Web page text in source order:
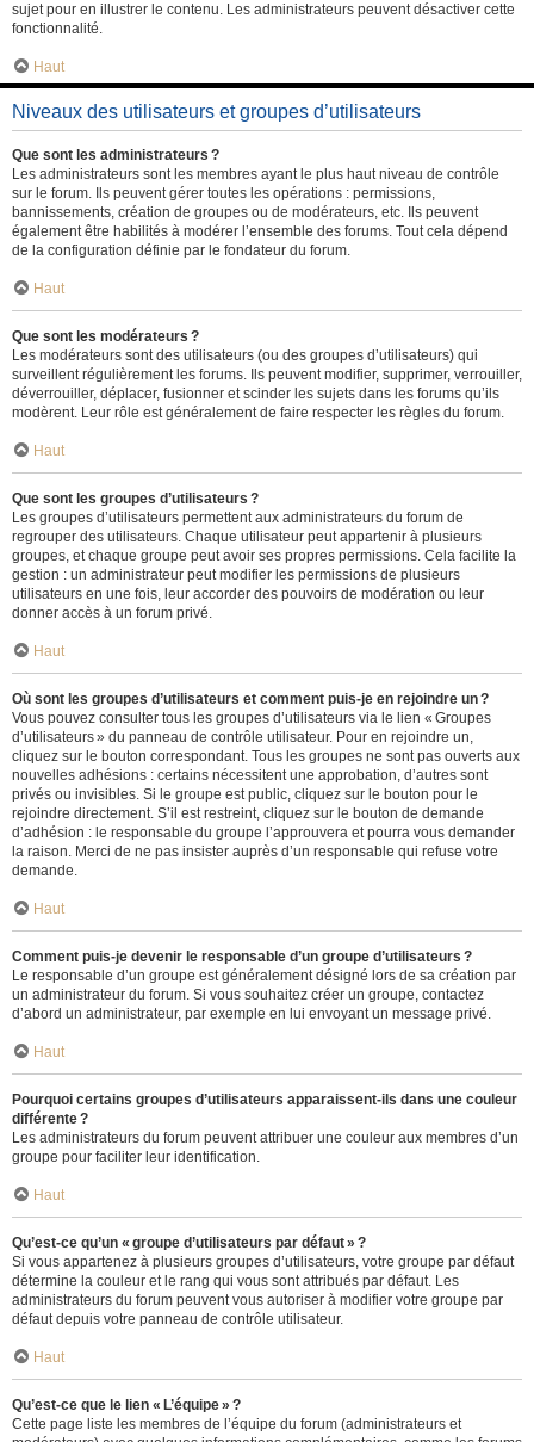
sujet pour en illustrer le contenu. Les administrateurs peuvent désactiver cette
fonctionnalité.
Haut
Niveaux des utilisateurs et groupes d’utilisateurs
Que sont les administrateurs ?
Les administrateurs sont les membres ayant le plus haut niveau de contrôle
sur le forum. Ils peuvent gérer toutes les opérations : permissions,
bannissements, création de groupes ou de modérateurs, etc. Ils peuvent
également être habilités à modérer l’ensemble des forums. Tout cela dépend
de la configuration définie par le fondateur du forum.
Haut
Que sont les modérateurs ?
Les modérateurs sont des utilisateurs (ou des groupes d’utilisateurs) qui
surveillent régulièrement les forums. Ils peuvent modifier, supprimer, verrouiller,
déverrouiller, déplacer, fusionner et scinder les sujets dans les forums qu’ils
modèrent. Leur rôle est généralement de faire respecter les règles du forum.
Haut
Que sont les groupes d’utilisateurs ?
Les groupes d’utilisateurs permettent aux administrateurs du forum de
regrouper des utilisateurs. Chaque utilisateur peut appartenir à plusieurs
groupes, et chaque groupe peut avoir ses propres permissions. Cela facilite la
gestion : un administrateur peut modifier les permissions de plusieurs
utilisateurs en une fois, leur accorder des pouvoirs de modération ou leur
donner accès à un forum privé.
Haut
Où sont les groupes d’utilisateurs et comment puis-je en rejoindre un ?
Vous pouvez consulter tous les groupes d’utilisateurs via le lien « Groupes
d’utilisateurs » du panneau de contrôle utilisateur. Pour en rejoindre un,
cliquez sur le bouton correspondant. Tous les groupes ne sont pas ouverts aux
nouvelles adhésions : certains nécessitent une approbation, d’autres sont
privés ou invisibles. Si le groupe est public, cliquez sur le bouton pour le
rejoindre directement. S’il est restreint, cliquez sur le bouton de demande
d’adhésion : le responsable du groupe l’approuvera et pourra vous demander
la raison. Merci de ne pas insister auprès d’un responsable qui refuse votre
demande.
Haut
Comment puis-je devenir le responsable d’un groupe d’utilisateurs ?
Le responsable d’un groupe est généralement désigné lors de sa création par
un administrateur du forum. Si vous souhaitez créer un groupe, contactez
d’abord un administrateur, par exemple en lui envoyant un message privé.
Haut
Pourquoi certains groupes d’utilisateurs apparaissent-ils dans une couleur
différente ?
Les administrateurs du forum peuvent attribuer une couleur aux membres d’un
groupe pour faciliter leur identification.
Haut
Qu’est-ce qu’un « groupe d’utilisateurs par défaut » ?
Si vous appartenez à plusieurs groupes d’utilisateurs, votre groupe par défaut
détermine la couleur et le rang qui vous sont attribués par défaut. Les
administrateurs du forum peuvent vous autoriser à modifier votre groupe par
défaut depuis votre panneau de contrôle utilisateur.
Haut
Qu’est-ce que le lien « L’équipe » ?
Cette page liste les membres de l’équipe du forum (administrateurs et